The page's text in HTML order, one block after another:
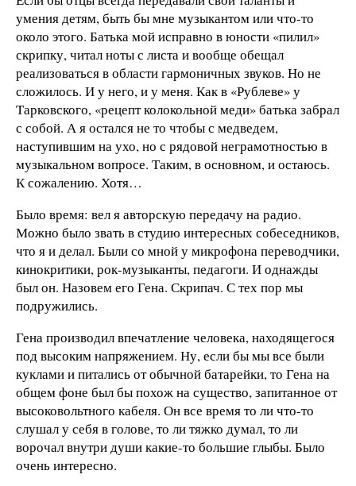
умения детям, быть бы мне музыкантом или что-то
около этого. Батька мой исправно в юности «пилил»
скрипку, читал ноты с листа и вообще обещал
реализоваться в области гармоничных звуков. Но не
сложилось. И у него, и у меня. Как в «Рублеве» у
Тарковского, «рецепт колокольной меди» батька забрал
с собой. А я остался не то чтобы с медведем,
наступившим на ухо, но с рядовой неграмотностью в
музыкальном вопросе. Таким, в основном, и остаюсь.
К сожалению. Хотя…
Было время: вел я авторскую передачу на радио.
Можно было звать в студию интересных собеседников,
что я и делал. Были со мной у микрофона переводчики,
кинокритики, рок-музыканты, педагоги. И однажды
был он. Назовем его Гена. Скрипач. С тех пор мы
подружились.
Гена производил впечатление человека, находящегося
под высоким напряжением. Ну, если бы мы все были
куклами и питались от обычной батарейки, то Гена на
общем фоне был бы похож на существо, запитанное от
высоковольтного кабеля. Он все время то ли что-то
слушал у себя в голове, то ли тяжко думал, то ли
ворочал внутри души какие-то большие глыбы. Было
очень интересно.